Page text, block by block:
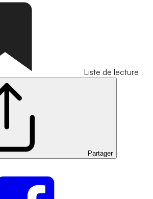
Liste de lecture
Partager